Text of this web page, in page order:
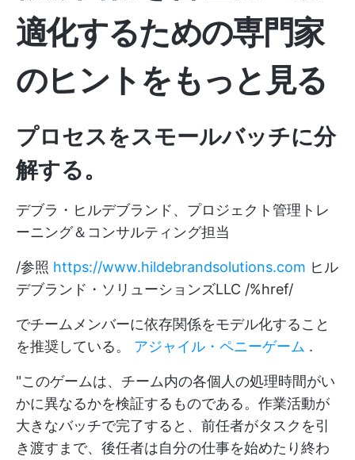
適化するための専門家
のヒントをもっと見る
プロセスをスモールバッチに分
解する。
デブラ・ヒルデブランド、プロジェクト管理トレ
ーニング＆コンサルティング担当
/参照 https://www.hildebrandsolutions.com ヒル
デブランド・ソリューションズLLC /%href/
でチームメンバーに依存関係をモデル化すること
を推奨している。 アジャイル・ペニーゲーム .
"このゲームは、チーム内の各個人の処理時間がい
かに異なるかを検証するものである。作業活動が
大きなバッチで完了すると、前任者がタスクを引
き渡すまで、後任者は自分の仕事を始めたり終わ